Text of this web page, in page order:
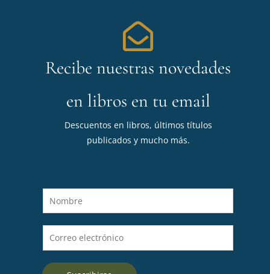
Recibe nuestras novedades
en libros en tu email
Descuentos en libros, últimos títulos
publicados y mucho más.
o
m
e
o